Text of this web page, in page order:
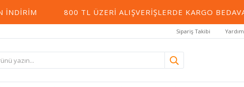
800 TL ÜZERI ALIŞVERIŞLERDE KARGO BEDAVA
Sipariş Takibi Yardım